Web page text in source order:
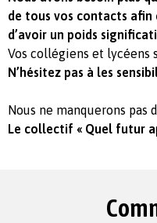
de tous vos contacts
d’avoir un poids
Vos collégiens et lycéens
N’hésitez pas à les
Nous ne manquerons
Le collectif « Quel futur